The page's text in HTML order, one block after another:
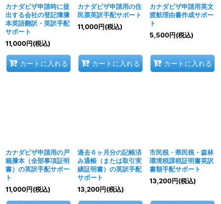
カナダビザ申請時に提
出する会社の登記簿謄
本英語翻訳・英訳手配
サポート
11,000円(税込)
カートに入れる
カナダビザ申請用の住
民票英訳手配サポート
11,000円(税込)
カートに入れる
カナダビザ申請用英文
渡航理由書作成サポー
ト
5,500円(税込)
カートに入れる
カナダビザ申請用の戸
籍謄本（全部事項証明
書）の英訳手配サポー
ト
11,000円(税込)
過去６ヶ月分の記帳済
み通帳（または取引実
績証明書）の英訳手配
サポート
13,200円(税込)
市民税・県民税・森林
環境税課税証明書英訳
書類手配サポート
13,200円(税込)